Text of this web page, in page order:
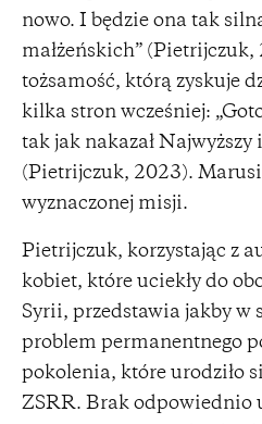
nowo. I będzie ona tak
małżeńskich”
tożsamość, którą zyskuje
kilka stron wcześniej:
tak jak nakazał Najwyższy
(Pietrijczuk, 2023).
wyznaczonej misji.
Pietrijczuk, korzystając z
kobiet, które uciekły do
Syrii, przedstawia jakby w
problem permanentnego
pokolenia, które urodziło
ZSRR. Brak odpowiednio